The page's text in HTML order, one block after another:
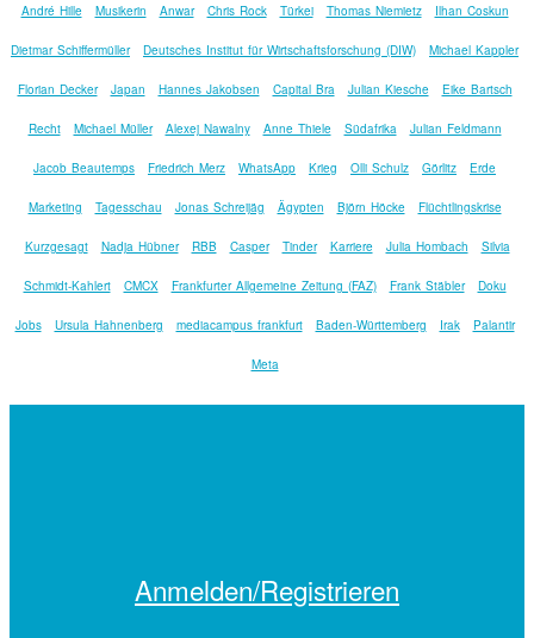
André Hille Musikerin Anwar Chris Rock Türkei Thomas Niemietz Ilhan Coskun
Dietmar Schiffermüller Deutsches Institut für Wirtschaftsforschung (DIW) Michael Kappler
Florian Decker Japan Hannes Jakobsen Capital Bra Julian Kiesche Eike Bartsch
Recht Michael Müller Alexej Nawalny Anne Thiele Südafrika Julian Feldmann
Jacob Beautemps Friedrich Merz WhatsApp Krieg Olli Schulz Görlitz Erde
Marketing Tagesschau Jonas Schreijäg Ägypten Björn Höcke Flüchtlingskrise
Kurzgesagt Nadja Hübner RBB Casper Tinder Karriere Julia Hombach Silvia
Schmidt-Kahlert CMCX Frankfurter Allgemeine Zeitung (FAZ) Frank Stäbler Doku
Jobs Ursula Hahnenberg mediacampus frankfurt Baden-Württemberg Irak Palantir
Meta
Anmelden/Registrieren